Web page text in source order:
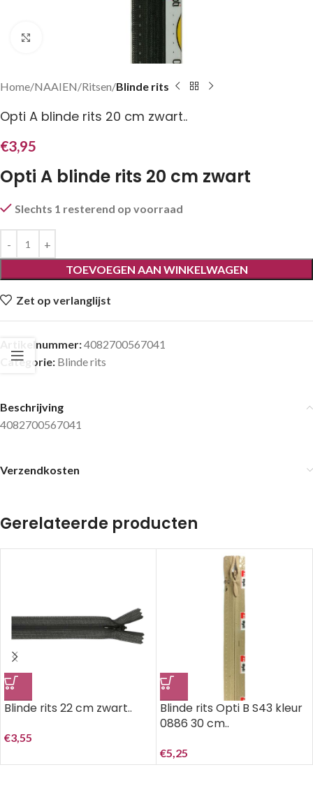
Klik om te vergroten
Home NAAIEN Ritsen Blinde rits
Opti A blinde rits 20 cm zwart..
€3,95
Opti A blinde rits 20 cm zwart
Slechts 1 resterend op voorraad
TOEVOEGEN AAN WINKELWAGEN
Zet op verlanglijst
Artikelnummer:4082700567041
Categorie: Blinde rits
Beschrijving
4082700567041
Verzendkosten
Gerelateerde producten
Blinde rits 22 cm zwart..
€3,55
Blinde rits Opti B S43 kleur
0886 30 cm..
€5,25